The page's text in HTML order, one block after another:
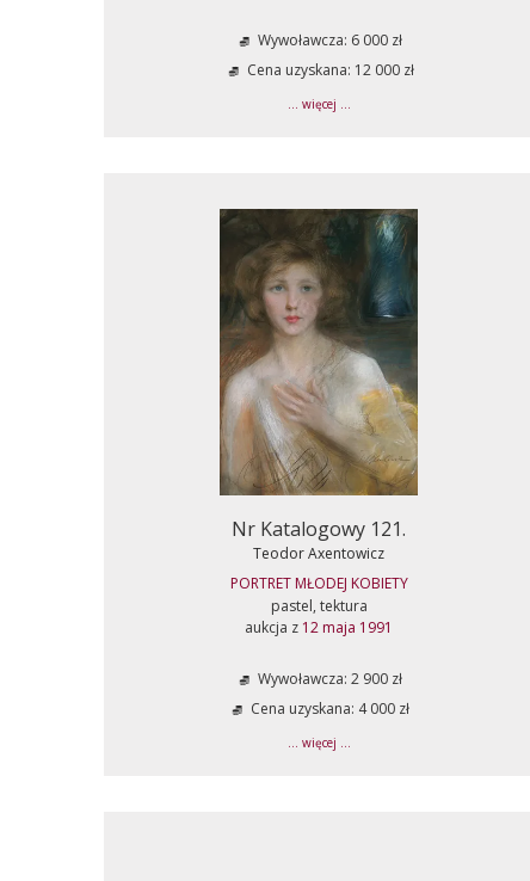
Wywoławcza: 6 000 zł
Cena uzyskana: 12 000 zł
... więcej ...
Nr Katalogowy 121.
Teodor Axentowicz
PORTRET MŁODEJ KOBIETY
pastel, tektura
aukcja z 12 maja 1991
Wywoławcza: 2 900 zł
Cena uzyskana: 4 000 zł
... więcej ...